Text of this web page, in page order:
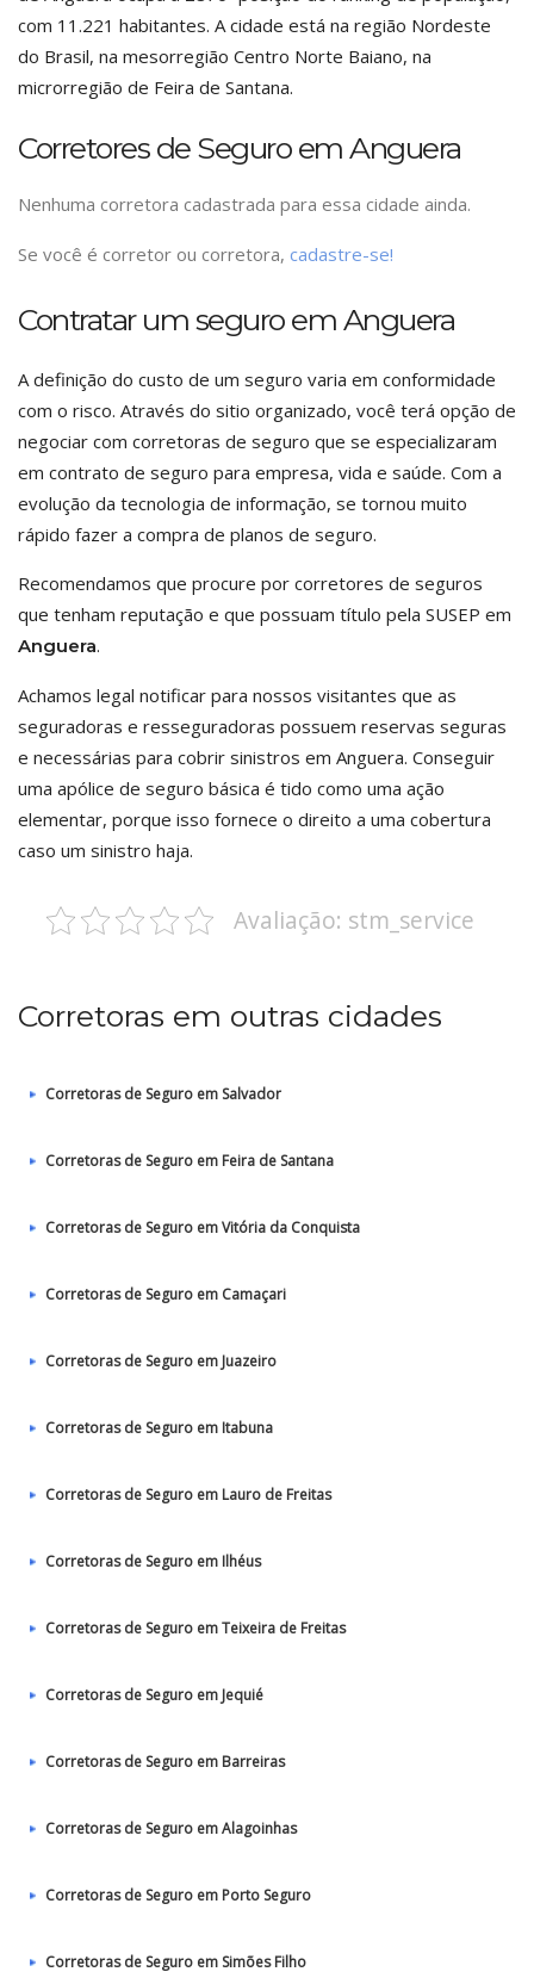
com 11.221 habitantes. A cidade está na região Nordeste
do Brasil, na mesorregião Centro Norte Baiano, na
microrregião de Feira de Santana.
Corretores de Seguro em Anguera
Nenhuma corretora cadastrada para essa cidade ainda.
Se você é corretor ou corretora, cadastre-se!
Contratar um seguro em Anguera
A definição do custo de um seguro varia em conformidade
com o risco. Através do sitio organizado, você terá opção de
negociar com corretoras de seguro que se especializaram
em contrato de seguro para empresa, vida e saúde. Com a
evolução da tecnologia de informação, se tornou muito
rápido fazer a compra de planos de seguro.
Recomendamos que procure por corretores de seguros
que tenham reputação e que possuam título pela SUSEP em
Anguera.
Achamos legal notificar para nossos visitantes que as
seguradoras e resseguradoras possuem reservas seguras
e necessárias para cobrir sinistros em Anguera. Conseguir
uma apólice de seguro básica é tido como uma ação
elementar, porque isso fornece o direito a uma cobertura
caso um sinistro haja.
Avaliação: stm_service
Corretoras em outras cidades
Corretoras de Seguro em Salvador
Corretoras de Seguro em Feira de Santana
Corretoras de Seguro em Vitória da Conquista
Corretoras de Seguro em Camaçari
Corretoras de Seguro em Juazeiro
Corretoras de Seguro em Itabuna
Corretoras de Seguro em Lauro de Freitas
Corretoras de Seguro em Ilhéus
Corretoras de Seguro em Teixeira de Freitas
Corretoras de Seguro em Jequié
Corretoras de Seguro em Barreiras
Corretoras de Seguro em Alagoinhas
Corretoras de Seguro em Porto Seguro
Corretoras de Seguro em Simões Filho